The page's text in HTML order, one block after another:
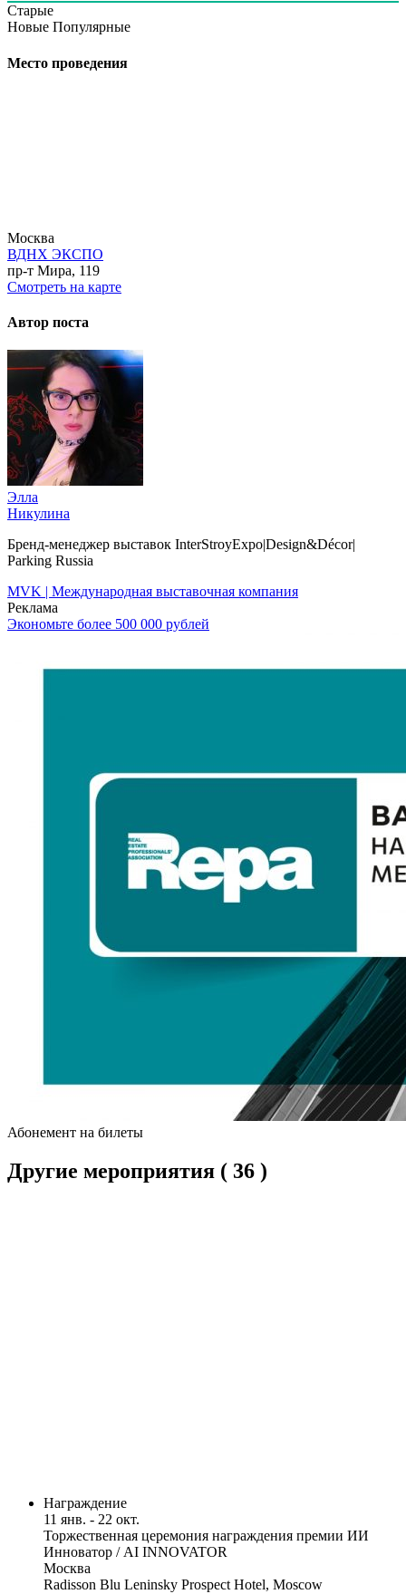
Старые
Новые Популярные
Место проведения
Москва
ВДНХ ЭКСПО
пр-т Мира, 119
Смотреть на карте
Автор поста
Элла
Никулина
Бренд-менеджер выставок InterStroyExpo|Design&Décor|
Parking Russia
MVK | Международная выставочная компания
Реклама
Экономьте более 500 000 рублей
Абонемент на билеты
Другие мероприятия ( 36 )
Награждение
11 янв. - 22 окт.
Торжественная церемония награждения премии ИИ
Инноватор / AI INNOVATOR
Москва
Radisson Blu Leninsky Prospect Hotel, Moscow